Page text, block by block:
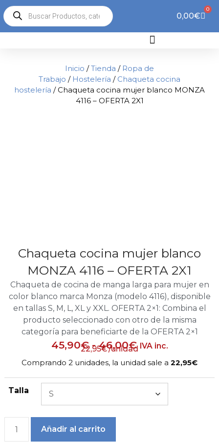
0,00€
0
Inicio /Tienda / Ropa de
Trabajo / Hostelería / Chaqueta cocina
hostelería / Chaqueta cocina mujer blanco MONZA
4116 – OFERTA 2X1
Chaqueta cocina mujer blanco
MONZA 4116 – OFERTA 2X1
Chaqueta de cocina de manga larga para mujer en
color blanco marca Monza (modelo 4116), disponible
en tallas S, M, L, XL y XXL. OFERTA 2×1: Combina el
producto seleccionado con otro de la misma
categoría para beneficiarte de la OFERTA 2×1
45,90€ - 46,00€ IVA inc.
22,95€/unidad
Comprando 2 unidades, la unidad sale a 22,95€
Talla
Añadir al carrito